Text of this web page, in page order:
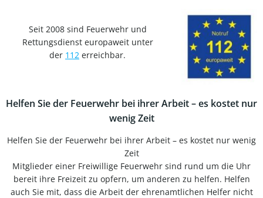
Seit 2008 sind Feuerwehr und
Rettungsdienst europaweit unter
der 112 erreichbar.
Helfen Sie der Feuerwehr bei ihrer Arbeit – es kostet nur
wenig Zeit
Helfen Sie der Feuerwehr bei ihrer Arbeit – es kostet nur wenig
Zeit
Mitglieder einer Freiwillige Feuerwehr sind rund um die Uhr
bereit ihre Freizeit zu opfern, um anderen zu helfen. Helfen
auch Sie mit, dass die Arbeit der ehrenamtlichen Helfer nicht